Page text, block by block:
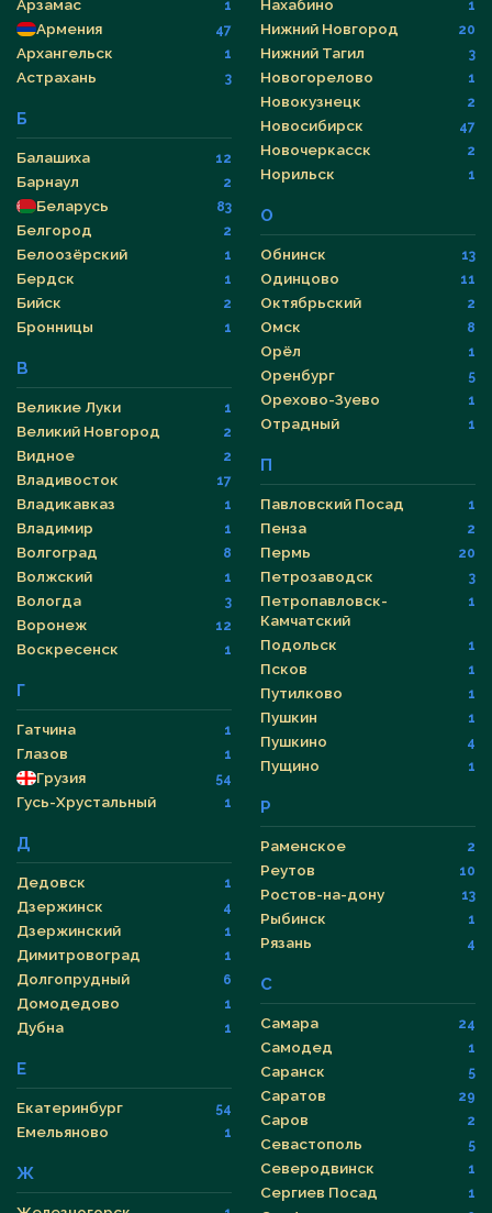
Арзамас 1
Армения 47
Архангельск 1
Астрахань 3
Б
Балашиха 12
Барнаул 2
Беларусь 83
Белгород 2
Белоозёрский 1
Бердск 1
Бийск 2
Бронницы 1
В
Великие Луки 1
Великий Новгород 2
Видное 2
Владивосток 17
Владикавказ 1
Владимир 1
Волгоград 8
Волжский 1
Вологда 3
Воронеж 12
Воскресенск 1
Г
Гатчина 1
Глазов 1
Грузия 54
Гусь-Хрустальный 1
Д
Дедовск 1
Дзержинск 4
Дзержинский 1
Димитровоград 1
Долгопрудный 6
Домодедово 1
Дубна 1
Е
Екатеринбург 54
Емельяново 1
Ж
Нахабино 1
Нижний Новгород 20
Нижний Тагил 3
Новогорелово 1
Новокузнецк 2
Новосибирск 47
Новочеркасск 2
Норильск 1
О
Обнинск 13
Одинцово 11
Октябрьский 2
Омск 8
Орёл 1
Оренбург 5
Орехово-Зуево 1
Отрадный 1
П
Павловский Посад 1
Пенза 2
Пермь 20
Петрозаводск 3
Петропавловск-
Камчатский
1
Подольск 1
Псков 1
Путилково 1
Пушкин 1
Пушкино 4
Пущино 1
Р
Раменское 2
Реутов 10
Ростов-на-дону 13
Рыбинск 1
Рязань 4
С
Самара 24
Самодед 1
Саранск 5
Саратов 29
Саров 2
Севастополь 5
Северодвинск 1
Сергиев Посад 1